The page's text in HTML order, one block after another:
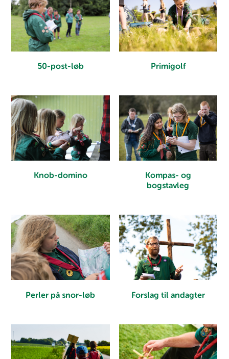
50-post-løb Primigolf
Knob-domino
Kompas- og
bogstavleg
Perler på snor-løb Forslag til andagter